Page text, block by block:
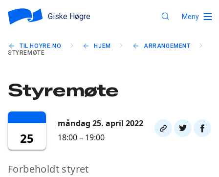
Giske Høgre Meny
TIL HOYRE.NO HJEM
ARRANGEMENT
STYREMØTE
Styremøte
25
måndag 25. april 2022
18:00 – 19:00
Del
link
Del
på
Del
på
Forbeholdt styret